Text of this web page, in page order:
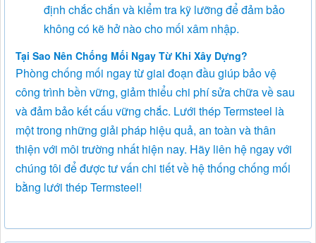
định chắc chắn và kiểm tra kỹ lưỡng để đảm bảo
không có kẽ hở nào cho mối xâm nhập.
Tại Sao Nên Chống Mối Ngay Từ Khi Xây Dựng?
Phòng chống mối ngay từ giai đoạn đầu giúp bảo vệ
công trình bền vững, giảm thiểu chi phí sửa chữa về sau
và đảm bảo kết cấu vững chắc. Lưới thép Termsteel là
một trong những giải pháp hiệu quả, an toàn và thân
thiện với môi trường nhất hiện nay. Hãy liên hệ ngay với
chúng tôi để được tư vấn chi tiết về hệ thống chống mối
bằng lưới thép Termsteel!